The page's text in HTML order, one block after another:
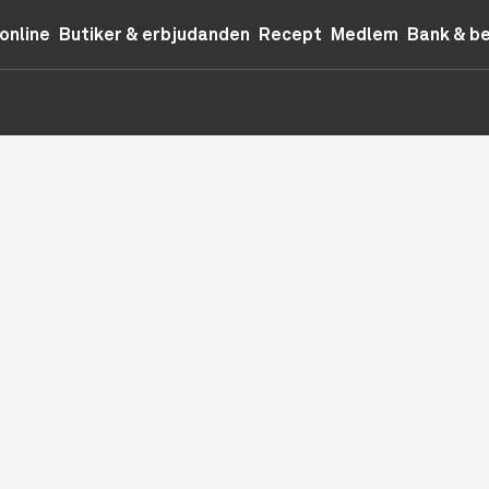
Butiker & erbjudanden Recept Medlem Bank &